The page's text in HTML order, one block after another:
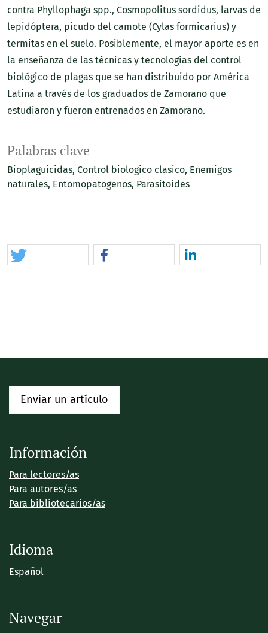
Palabras clave
Bioplaguicidas Control biologico clasico Enemigos
naturales Entomopatogenos Parasitoides
contra Phyllophaga spp., Cosmopolitus sordidus, larvas de
lepidóptera, picudo del camote (Cylas formicarius) y
termitas en el suelo. Posiblemente, el mayor aporte es en
la enseñanza de las técnicas y tecnologías del control
biológico de plagas que se han distribuido por América
Latina a través de los graduados de Zamorano que
estudiaron y fueron entrenados en Zamorano.
Enviar un artículo
Información
Para lectores/as
Para autores/as
Para bibliotecarios/as
Idioma
Español
Navegar